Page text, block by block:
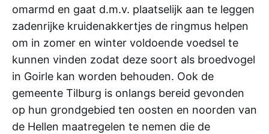
omarmd en gaat d.m.v. plaatselijk aan te leggen
zadenrijke kruidenakkertjes de ringmus helpen
om in zomer en winter voldoende voedsel te
kunnen vinden zodat deze soort als broedvogel
in Goirle kan worden behouden. Ook de
gemeente Tilburg is onlangs bereid gevonden
op hun grondgebied ten oosten en noorden van
de Hellen maatregelen te nemen die de